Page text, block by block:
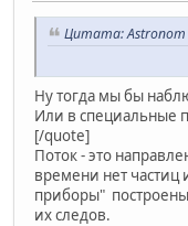
Цитата: Astronom
Ну тогда мы бы
Или в специальные
[/quote]
Поток - это
времени нет частиц
приборы"
их следов.